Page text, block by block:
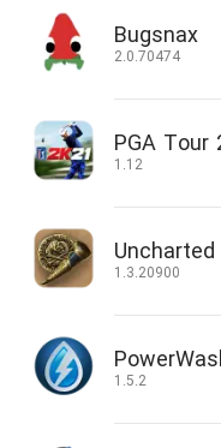
Bugsnax
2.0.70474
PGA Tour
1.12
1.3.20900
1.5.2